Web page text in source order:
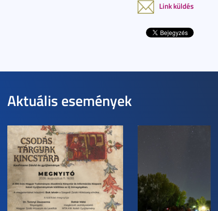
Link küldés
Aktuális események